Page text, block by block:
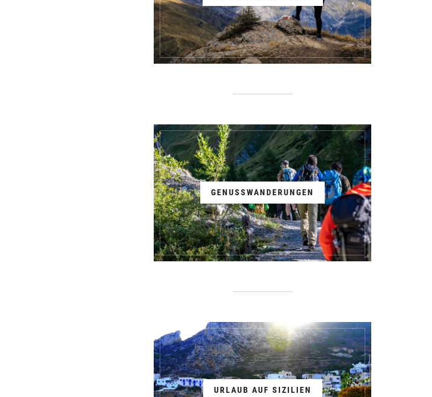
GENUSSWANDERUNGEN
URLAUB AUF SIZILIEN